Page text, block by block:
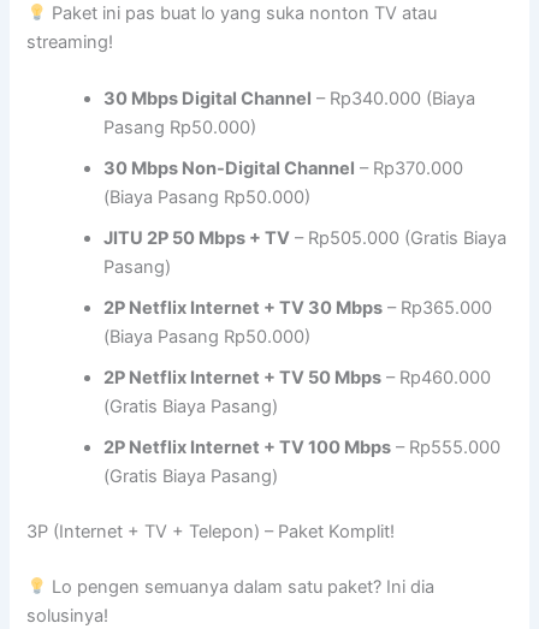
Paket ini pas buat lo yang suka nonton TV atau
streaming!
30 Mbps Digital Channel – Rp340.000 (Biaya
Pasang Rp50.000)
30 Mbps Non-Digital Channel – Rp370.000
(Biaya Pasang Rp50.000)
JITU 2P 50 Mbps + TV – Rp505.000 (Gratis Biaya
Pasang)
2P Netflix Internet + TV 30 Mbps – Rp365.000
(Biaya Pasang Rp50.000)
2P Netflix Internet + TV 50 Mbps – Rp460.000
(Gratis Biaya Pasang)
2P Netflix Internet + TV 100 Mbps – Rp555.000
(Gratis Biaya Pasang)
3P (Internet + TV + Telepon) – Paket Komplit!
Lo pengen semuanya dalam satu paket? Ini dia
solusinya!